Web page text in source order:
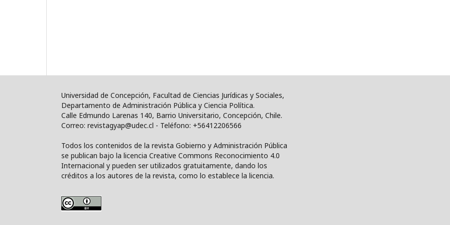
Universidad de Concepción, Facultad de Ciencias Jurídicas y Sociales,
Departamento de Administración Pública y Ciencia Política.
Calle Edmundo Larenas 140, Barrio Universitario, Concepción, Chile.
Correo: revistagyap@udec.cl - Teléfono: +56412206566
Todos los contenidos de la revista Gobierno y Administración Pública
se publican bajo la licencia Creative Commons Reconocimiento 4.0
Internacional y pueden ser utilizados gratuitamente, dando los
créditos a los autores de la revista, como lo establece la licencia.